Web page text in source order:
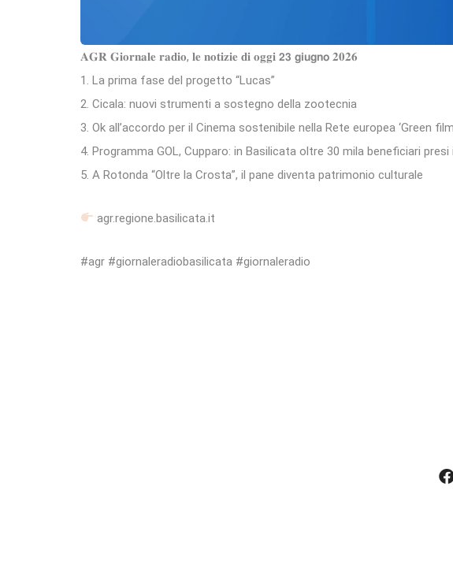
𝐀𝐆𝐑 𝐆𝐢𝐨𝐫𝐧𝐚𝐥𝐞 𝐫𝐚𝐝𝐢𝐨, 𝐥𝐞 𝐧𝐨𝐭𝐢𝐳𝐢𝐞 𝐝𝐢 𝐨𝐠𝐠𝐢 𝟮𝟯 𝗴𝗶𝘂𝗴𝗻𝗼 𝟐𝟎𝟐𝟔
1. La prima fase del progetto “Lucas”
2. Cicala: nuovi strumenti a sostegno della zootecnia
3. Ok all’accordo per il Cinema sostenibile nella Rete europea ‘Green
4. Programma GOL, Cupparo: in Basilicata oltre 30 mila beneficiari presi
5. A Rotonda “Oltre la Crosta”, il pane diventa patrimonio culturale
agr.regione.basilicata.it
#agr #giornaleradiobasilicata #giornaleradio